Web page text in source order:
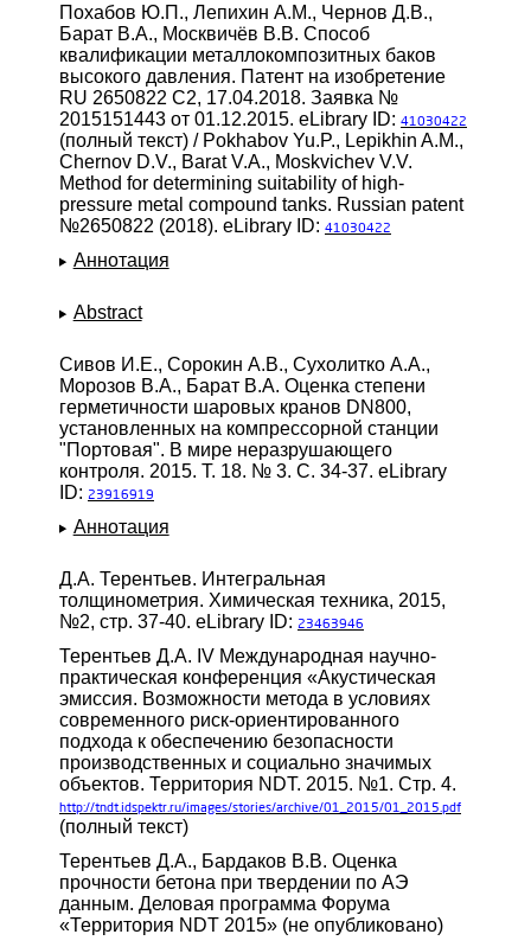
Похабов Ю.П., Лепихин А.М., Чернов Д.В.,
Барат В.А., Москвичёв В.В. Способ
квалификации металлокомпозитных баков
высокого давления. Патент на изобретение
RU 2650822 C2, 17.04.2018. Заявка №
2015151443 от 01.12.2015. eLibrary ID: 41030422
(полный текст) / Pokhabov Yu.P., Lepikhin A.M.,
Chernov D.V., Barat V.A., Moskvichev V.V.
Method for determining suitability of high-
pressure metal compound tanks. Russian patent
№2650822 (2018). eLibrary ID: 41030422
Аннотация
Abstract
Сивов И.Е., Сорокин А.В., Сухолитко А.А.,
Морозов В.А., Барат В.А. Оценка степени
герметичности шаровых кранов DN800,
установленных на компрессорной станции
"Портовая". В мире неразрушающего
контроля. 2015. Т. 18. № 3. С. 34-37. eLibrary
ID: 23916919
Аннотация
Д.А. Терентьев. Интегральная
толщинометрия. Химическая техника, 2015,
№2, стр. 37-40. eLibrary ID: 23463946
Терентьев Д.А. IV Международная научно-
практическая конференция «Акустическая
эмиссия. Возможности метода в условиях
современного риск-ориентированного
подхода к обеспечению безопасности
производственных и социально значимых
объектов. Территория NDT. 2015. №1. Стр. 4.
http://tndt.idspektr.ru/images/stories/archive/01_2015/01_2015.pdf
(полный текст)
Терентьев Д.А., Бардаков В.В. Оценка
прочности бетона при твердении по АЭ
данным. Деловая программа Форума
«Территория NDT 2015» (не опубликовано)